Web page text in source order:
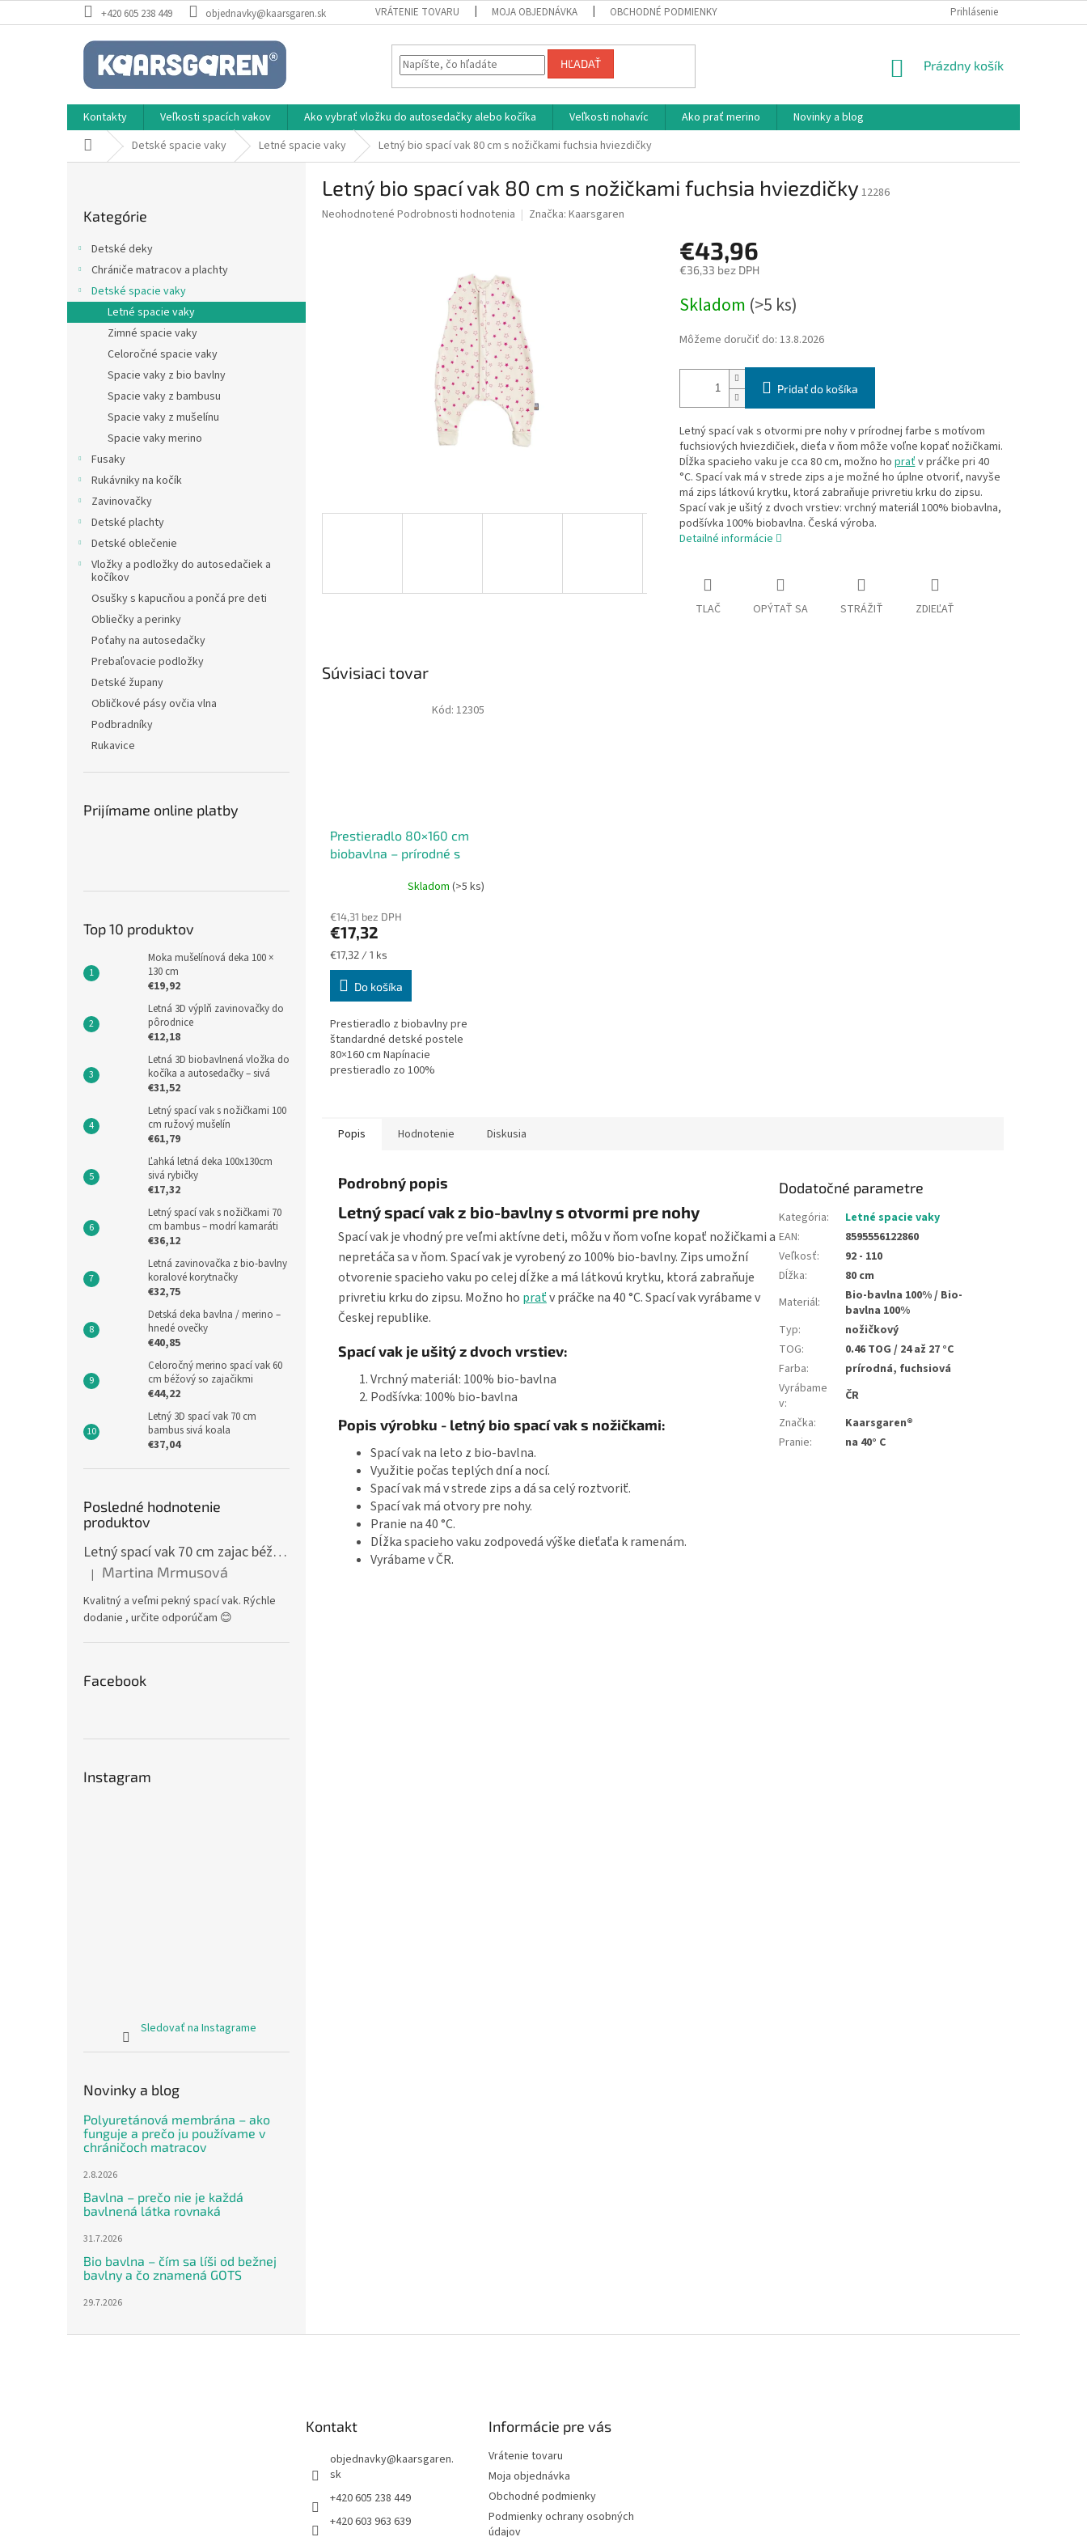
na
+420 605 238 449 objednavky@kaarsgaren.sk VRÁTENIE TOVARU MOJA OBJEDNÁVKA OBCHODNÉ PODMIENKY AKO NAKUPOVAŤ
Prihlásenie
HĽADAŤ
NÁKUPNÝ
Prázdny košík
Kontakty Veľkosti spacích vakov Ako vybrať vložku do autosedačky alebo kočíka Veľkosti nohavíc Ako prať merino
Novinky a blog
DomovDetské spacie vaky Letné spacie vaky Letný bio spací vak 80 cm s nožičkami fuchsia hviezdičky
kategórie
Kategórie
Detské deky
Chrániče matracov a plachty
Detské spacie vaky
Letné spacie vaky
Zimné spacie vaky
Celoročné spacie vaky
Spacie vaky z bio bavlny
Spacie vaky z bambusu
Spacie vaky z mušelínu
Spacie vaky merino
Fusaky
Rukávniky na kočík
Zavinovačky
Detské plachty
Detské oblečenie
Vložky a podložky do autosedačiek a
kočíkov
Osušky s kapucňou a pončá pre deti
Obliečky a perinky
Poťahy na autosedačky
Prebaľovacie podložky
Detské župany
Obličkové pásy ovčia vlna
Podbradníky
Rukavice
Prijímame online platby
Top 10 produktov
Moka mušelínová deka 100 ×
130 cm
€19,92
Letná 3D výplň zavinovačky do
pôrodnice
€12,18
Letná 3D biobavlnená vložka do
kočíka a autosedačky – sivá
€31,52
Letný spací vak s nožičkami 100
cm ružový mušelín
€61,79
Ľahká letná deka 100x130cm
sivá rybičky
€17,32
Letný spací vak s nožičkami 70
cm bambus – modrí kamaráti
€36,12
Letná zavinovačka z bio-bavlny
koralové korytnačky
€32,75
Detská deka bavlna / merino –
hnedé ovečky
€40,85
Celoročný merino spací vak 60
cm béžový so zajačikmi
€44,22
Letný 3D spací vak 70 cm
bambus sivá koala
€37,04
Posledné hodnotenie
produktov
Letný spací vak 70 cm zajac béžový zips na boku
Hodnotenie produktu je 5 z 5 hviezdičiek.
| Martina Mrmusová
Kvalitný a veľmi pekný spací vak. Rýchle
dodanie , určite odporúčam 😊
Facebook
Instagram
Sledovať na Instagrame
Novinky a blog
Polyuretánová membrána – ako
funguje a prečo ju používame v
chráničoch matracov
2.8.2026
Bavlna – prečo nie je každá
bavlnená látka rovnaká
31.7.2026
Bio bavlna – čím sa líši od bežnej
bavlny a čo znamená GOTS
29.7.2026
Letný bio spací vak 80 cm s nožičkami fuchsia hviezdičky 12286
Priemerné
Neohodnotené Podrobnosti hodnotenia Značka: Kaarsgaren
€43,96
€36,33 bez DPH
cena:
Skladom (>5 ks)
Môžeme doručiť do: 13.8.2026
Pridať do košíka
Letný spací vak s otvormi pre nohy v prírodnej farbe s motívom
fuchsiových hviezdičiek, dieťa v ňom môže voľne kopať nožičkami.
Dĺžka spacieho vaku je cca 80 cm, možno ho praťv práčke pri 40
°C. Spací vak má v strede zips a je možné ho úplne otvoriť, navyše
má zips látkovú krytku, ktorá zabraňuje privretiu krku do zipsu.
Spací vak je ušitý z dvoch vrstiev: vrchný materiál 100% biobavlna,
podšívka 100% biobavlna. Česká výroba.
Detailné informácie
TLAČ OPÝTAŤ SA STRÁŽIŤ ZDIEĽAŤ
Súvisiaci tovar
Prestieradlo 80×160 cm
biobavlna – prírodné s
(GOTS, vyrobené v ČR)
Skladom (>5 ks)
€14,31 bez DPH
€17,32
Jednotková
cena:
€17,32 / 1 ks
Do košíka
Prestieradlo z biobavlny pre
štandardné detské postele
80×160 cm Napínacie
prestieradlo zo 100%
Kód: 12305
Popis Hodnotenie Diskusia
Podrobný popis
Letný spací vak z bio-bavlny s otvormi pre nohy
Spací vak je vhodný pre veľmi aktívne deti, môžu v ňom voľne kopať nožičkami a
nepretáča sa v ňom. Spací vak je vyrobený zo 100% bio-bavlny. Zips umožní
otvorenie spacieho vaku po celej dĺžke a má látkovú krytku, ktorá zabraňuje
privretiu krku do zipsu. Možno ho praťv práčke na 40 °C. Spací vak vyrábame v
Českej republike.
Spací vak je ušitý z dvoch vrstiev:
Vrchný materiál: 100% bio-bavlna
Podšívka: 100% bio-bavlna
Popis výrobku - letný bio spací vak s nožičkami:
Spací vak na leto z bio-bavlna.
Využitie počas teplých dní a nocí.
Spací vak má v strede zips a dá sa celý roztvoriť.
Spací vak má otvory pre nohy.
Pranie na 40 °C.
Dĺžka spacieho vaku zodpovedá výške dieťaťa k ramenám.
Vyrábame v ČR.
Dodatočné parametre
Kategória:
Letné spacie vaky
EAN:
8595556122860
Veľkosť:
92 - 110
Dĺžka:
80 cm
Materiál:
Bio-bavlna 100% / Bio-
bavlna 100%
Typ:
nožičkový
TOG:
0.46 TOG / 24 až 27 °C
Farba:
prírodná, fuchsiová
Vyrábame
v:
ČR
Značka:
Kaarsgaren®
Pranie: na 40° C
Kontakt
objednavky@kaarsgaren.
sk
+420 605 238 449
+420 603 963 639
Informácie pre vás
Vrátenie tovaru
Moja objednávka
Obchodné podmienky
Podmienky ochrany osobných
údajov